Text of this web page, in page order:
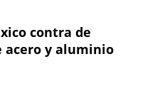
contra de
acero y aluminio